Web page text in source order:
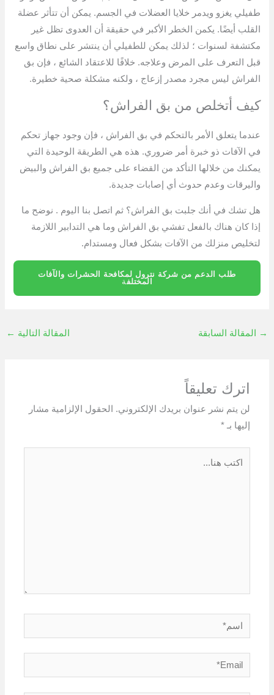
طفيلي يغزو ويدمر خلايا العضلات في الجسم. يمكن أن تتأثر عضلة
القلب أيضًا. يكمن الخطر الأكبر في حقيقة أن العدوى تظل غير
مكتشفة لسنوات ؛ لذلك يمكن للطفيلي أن ينتشر على نطاق واسع
قبل التعرف على المرض وعلاجه. خلافًا للاعتقاد الشائع ، فإن بق
الفراش ليس مجرد مصدر إزعاج ، ولكنه مشكلة صحية خطيرة.
كيف أتخلص من بق الفراش؟
عندما يتعلق الأمر بالتحكم في بق الفراش ، فإن وجود جهاز تحكم
في الآفات ذو خبرة أمر ضروري. هذه هي الطريقة الوحيدة التي
يمكنك من خلالها التأكد من القضاء على جميع بق الفراش والبيض
واليرقات وعدم حدوث أي إصابات جديدة.
هل تشك في أنك جلبت بق الفراش؟ ثم اتصل بنا اليوم . نوضح ما
إذا كان هناك بالفعل تفشي بق الفراش وما هي التدابير اللازمة
لتخليص منزلك من الآفات بشكل فعال ومستدام.
طلب الدعم من شركة نترول لمكافحة الحشرات والآفات
المختلفة
→ المقالة السابقة المقالة التالية ←
اترك تعليقاً
لن يتم نشر عنوان بريدك الإلكتروني.
الحقول الإلزامية مشار
إليها بـ*
اسم*
Email*